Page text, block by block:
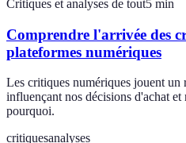
Critiques et analyses de tout5 min
Comprendre l'arrivée des
plateformes numériques
Les critiques numériques jouent
influençant nos décisions d'achat
pourquoi.
critiquesanalyses